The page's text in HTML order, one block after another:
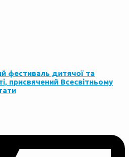
фестиваль дитячої та
присвячений Всесвітньому